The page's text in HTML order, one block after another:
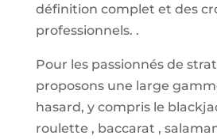
définition complet et des
professionnels. .
Pour les passionnés de
proposons une large
hasard, y compris le
roulette , baccarat ,